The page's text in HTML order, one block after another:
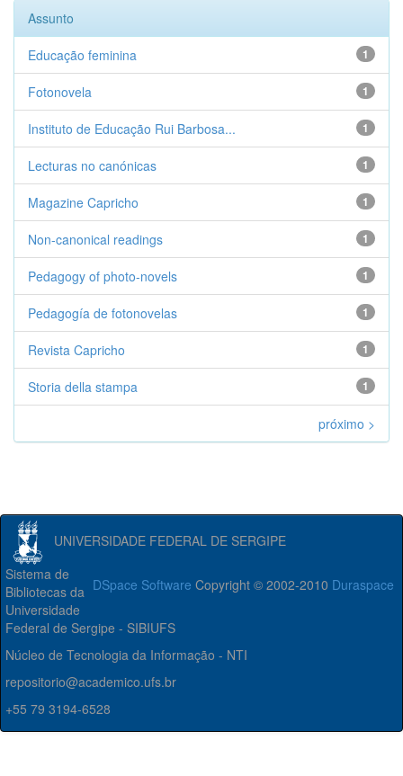
Assunto
1
Educação feminina
1
Fotonovela
1
Instituto de Educação Rui Barbosa...
1
Lecturas no canónicas
1
Magazine Capricho
1
Non-canonical readings
1
Pedagogy of photo-novels
1
Pedagogía de fotonovelas
1
Revista Capricho
1
Storia della stampa
próximo >
UNIVERSIDADE FEDERAL DE SERGIPE
DSpace Software Copyright © 2002-2010 Duraspace
Sistema de
Bibliotecas da
Universidade
Federal de Sergipe - SIBIUFS
Núcleo de Tecnologia da Informação - NTI
repositorio@academico.ufs.br
+55 79 3194-6528